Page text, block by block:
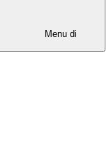
Menu di